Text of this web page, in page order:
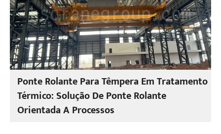
Ponte Rolante Para Têmpera Em Tratamento
Térmico: Solução De Ponte Rolante
Orientada A Processos